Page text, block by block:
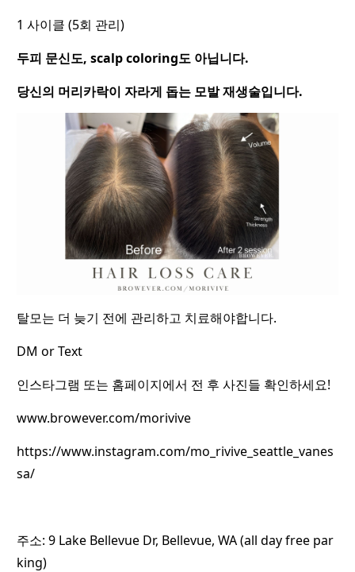
1 사이클 (5회 관리)
두피 문신도, scalp coloring도 아닙니다.
당신의 머리카락이 자라게 돕는 모발 재생술입니다.
탈모는 더 늦기 전에 관리하고 치료해야합니다.
DM or Text
인스타그램 또는 홈페이지에서 전 후 사진들 확인하세요!
www.browever.com/morivive
https://www.instagram.com/mo_rivive_seattle_vanes
sa/
주소: 9 Lake Bellevue Dr, Bellevue, WA (all day free par
king)